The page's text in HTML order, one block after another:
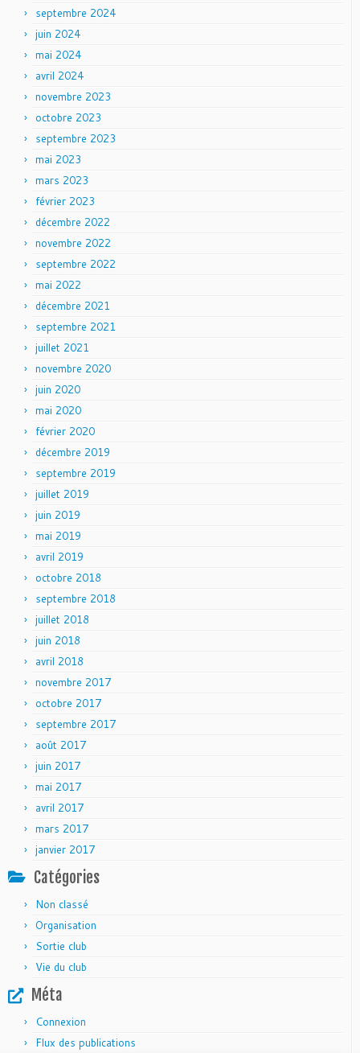
septembre 2024
juin 2024
mai 2024
avril 2024
novembre 2023
octobre 2023
septembre 2023
mai 2023
mars 2023
février 2023
décembre 2022
novembre 2022
septembre 2022
mai 2022
décembre 2021
septembre 2021
juillet 2021
novembre 2020
juin 2020
mai 2020
février 2020
décembre 2019
septembre 2019
juillet 2019
juin 2019
mai 2019
avril 2019
octobre 2018
septembre 2018
juillet 2018
juin 2018
avril 2018
novembre 2017
octobre 2017
septembre 2017
août 2017
juin 2017
mai 2017
avril 2017
mars 2017
janvier 2017
Catégories
Non classé
Organisation
Sortie club
Vie du club
Méta
Connexion
Flux des publications